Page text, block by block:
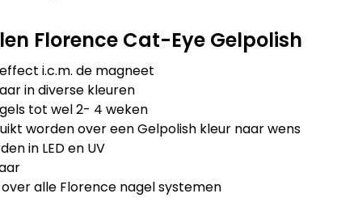
Florence Cat-Eye Gelpolish
i.c.m. de magneet
in diverse kleuren
tot wel 2- 4 weken
worden over een Gelpolish kleur naar wens
in LED en UV
alle Florence nagel systemen